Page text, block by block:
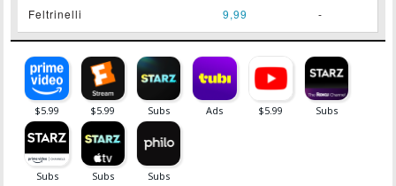
Feltrinelli 9,99 -